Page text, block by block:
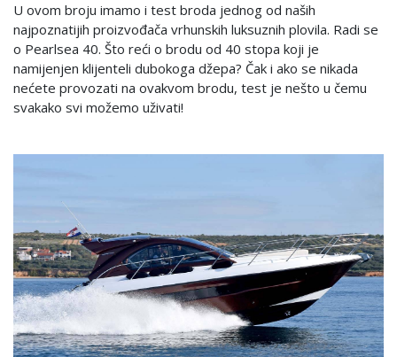
U ovom broju imamo i test broda jednog od naših
najpoznatijih proizvođača vrhunskih luksuznih plovila. Radi se
o Pearlsea 40. Što reći o brodu od 40 stopa koji je
namijenjen klijenteli dubokoga džepa? Čak i ako se nikada
nećete provozati na ovakvom brodu, test je nešto u čemu
svakako svi možemo uživati!